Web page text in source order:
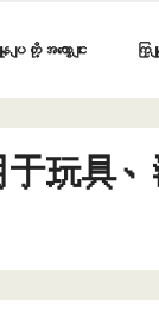
ျုပျတို့အကွောငျး က
玩具